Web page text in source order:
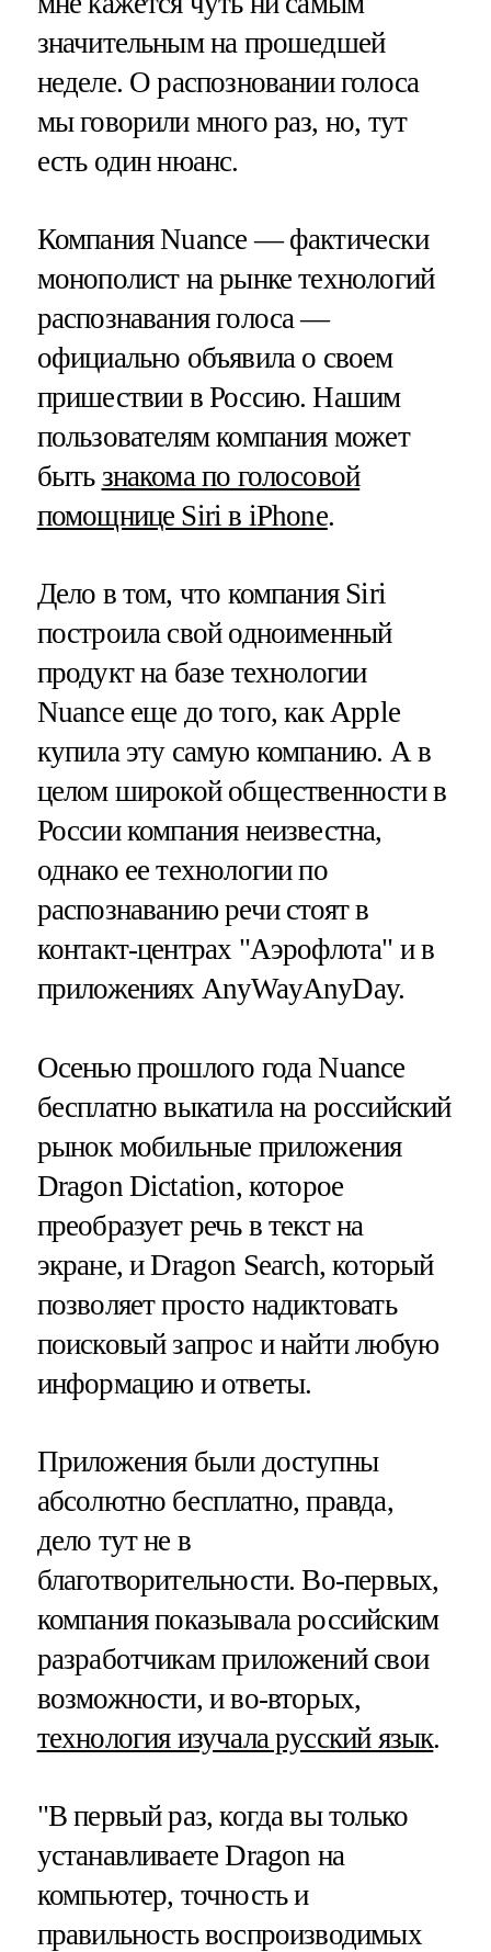
значительным на прошедшей
неделе. О распозновании голоса
мы говорили много раз, но, тут
есть один нюанс.
Компания Nuance — фактически
монополист на рынке технологий
распознавания голоса —
официально объявила о своем
пришествии в Россию. Нашим
пользователям компания может
быть знакома по голосовой
помощнице Siri в iPhone.
Дело в том, что компания Siri
построила свой одноименный
продукт на базе технологии
Nuance еще до того, как Apple
купила эту самую компанию. А в
целом широкой общественности в
России компания неизвестна,
однако ее технологии по
распознаванию речи стоят в
контакт-центрах "Аэрофлота" и в
приложениях AnyWayAnyDay.
Осенью прошлого года Nuance
бесплатно выкатила на российский
рынок мобильные приложения
Dragon Dictation, которое
преобразует речь в текст на
экране, и Dragon Search, который
позволяет просто надиктовать
поисковый запрос и найти любую
информацию и ответы.
Приложения были доступны
абсолютно бесплатно, правда,
дело тут не в
благотворительности. Во-первых,
компания показывала российским
разработчикам приложений свои
возможности, и во-вторых,
технология изучала русский язык.
"В первый раз, когда вы только
устанавливаете Dragon на
компьютер, точность и
правильность воспроизводимых